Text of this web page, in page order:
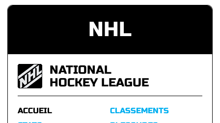
NHL
NATIONAL
HOCKEY LEAGUE
ACCUEIL
CLASSEMENTS